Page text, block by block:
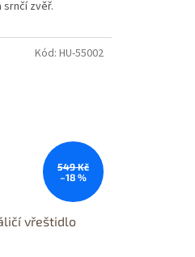
zvěř.
549 Kč
–18 %
vřeštidlo
Kód: HU-55002